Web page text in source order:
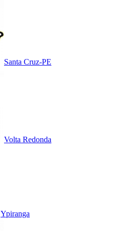
Santa Cruz-PE
Volta Redonda
Ypiranga